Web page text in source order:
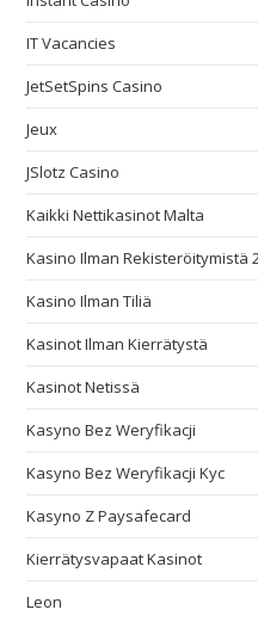
IT Vacancies
JetSetSpins Casino
Jeux
JSlotz Casino
Kaikki Nettikasinot Malta
Kasino Ilman Rekisteröitymistä
Kasino Ilman Tiliä
Kasinot Ilman Kierrätystä
Kasinot Netissä
Kasyno Bez Weryfikacji
Kasyno Bez Weryfikacji Kyc
Kasyno Z Paysafecard
Kierrätysvapaat Kasinot
Leon